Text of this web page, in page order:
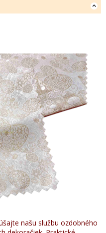
našu službu ozdobného